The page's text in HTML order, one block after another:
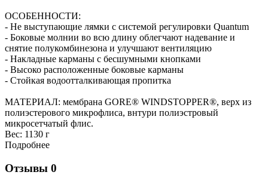
ОСОБЕННОСТИ:
- Не выступающие лямки с системой регулировки Quantum
- Боковые молнии во всю длину облегчают надевание и
снятие полукомбинезона и улучшают вентиляцию
- Накладные карманы с бесшумными кнопками
- Высоко расположенные боковые карманы
- Стойкая водоотталкивающая пропитка
МАТЕРИАЛ: мембрана GORE® WINDSTOPPER®, верх из
полиэстерового микрофлиса, внтури полиэстровый
микросетчатый флис.
Вес: 1130 г
Подробнее
Отзывы 0